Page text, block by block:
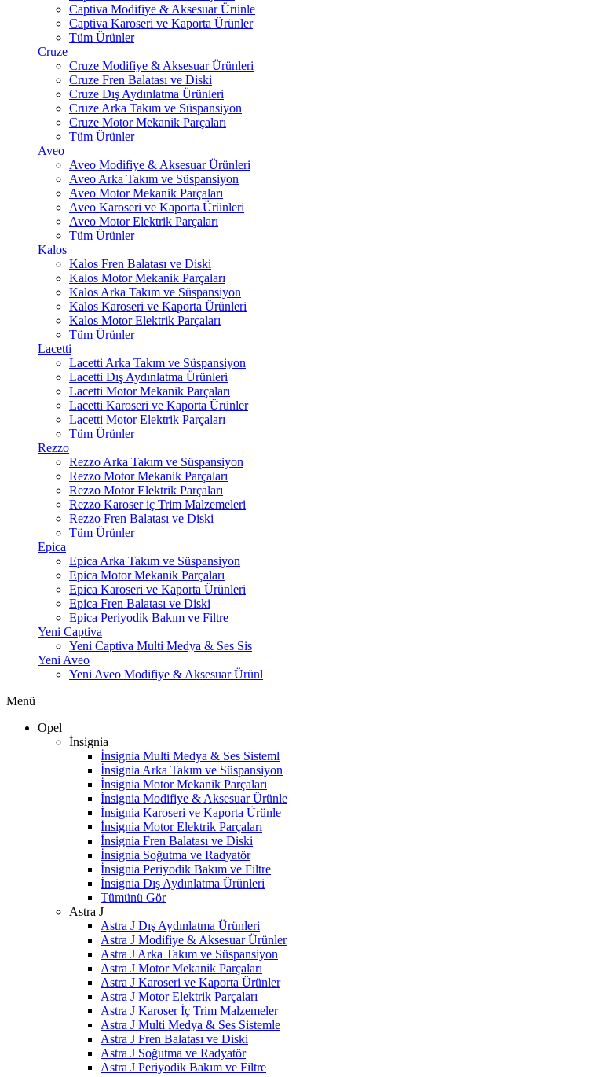
Captiva Modifiye & Aksesuar Ürünle
Captiva Karoseri ve Kaporta Ürünler
Tüm Ürünler
Cruze
Cruze Modifiye & Aksesuar Ürünleri
Cruze Fren Balatası ve Diski
Cruze Dış Aydınlatma Ürünleri
Cruze Arka Takım ve Süspansiyon
Cruze Motor Mekanik Parçaları
Tüm Ürünler
Aveo
Aveo Modifiye & Aksesuar Ürünleri
Aveo Arka Takım ve Süspansiyon
Aveo Motor Mekanik Parçaları
Aveo Karoseri ve Kaporta Ürünleri
Aveo Motor Elektrik Parçaları
Tüm Ürünler
Kalos
Kalos Fren Balatası ve Diski
Kalos Motor Mekanik Parçaları
Kalos Arka Takım ve Süspansiyon
Kalos Karoseri ve Kaporta Ürünleri
Kalos Motor Elektrik Parçaları
Tüm Ürünler
Lacetti
Lacetti Arka Takım ve Süspansiyon
Lacetti Dış Aydınlatma Ürünleri
Lacetti Motor Mekanik Parçaları
Lacetti Karoseri ve Kaporta Ürünler
Lacetti Motor Elektrik Parçaları
Tüm Ürünler
Rezzo
Rezzo Arka Takım ve Süspansiyon
Rezzo Motor Mekanik Parçaları
Rezzo Motor Elektrik Parçaları
Rezzo Karoser iç Trim Malzemeleri
Rezzo Fren Balatası ve Diski
Tüm Ürünler
Epica
Epica Arka Takım ve Süspansiyon
Epica Motor Mekanik Parçaları
Epica Karoseri ve Kaporta Ürünleri
Epica Fren Balatası ve Diski
Epica Periyodik Bakım ve Filtre
Yeni Captiva
Yeni Captiva Multi Medya & Ses Sis
Yeni Aveo
Yeni Aveo Modifiye & Aksesuar Ürünl
Menü
Opel
İnsignia
İnsignia Multi Medya & Ses Sisteml
İnsignia Arka Takım ve Süspansiyon
İnsignia Motor Mekanik Parçaları
İnsignia Modifiye & Aksesuar Ürünle
İnsignia Karoseri ve Kaporta Ürünle
İnsignia Motor Elektrik Parçaları
İnsignia Fren Balatası ve Diski
İnsignia Soğutma ve Radyatör
İnsignia Periyodik Bakım ve Filtre
İnsignia Dış Aydınlatma Ürünleri
Tümünü Gör
Astra J
Astra J Dış Aydınlatma Ürünleri
Astra J Modifiye & Aksesuar Ürünler
Astra J Arka Takım ve Süspansiyon
Astra J Motor Mekanik Parçaları
Astra J Karoseri ve Kaporta Ürünler
Astra J Motor Elektrik Parçaları
Astra J Karoser İç Trim Malzemeler
Astra J Multi Medya & Ses Sistemle
Astra J Fren Balatası ve Diski
Astra J Soğutma ve Radyatör
Astra J Periyodik Bakım ve Filtre